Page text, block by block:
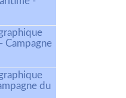
Campagne
du